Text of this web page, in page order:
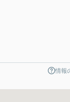
情報